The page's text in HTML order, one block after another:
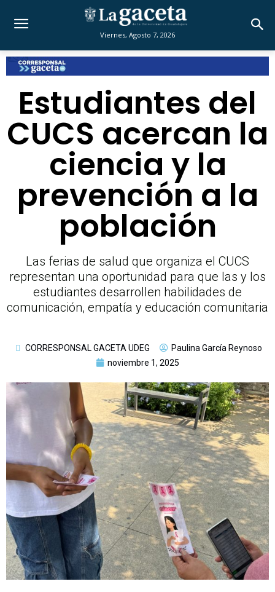
Viernes, Agosto 7, 2026
Estudiantes del
CUCS acercan la
ciencia y la
prevención a la
población
Las ferias de salud que organiza el CUCS
representan una oportunidad para que las y los
estudiantes desarrollen habilidades de
comunicación, empatía y educación comunitaria
CORRESPONSAL GACETA UDEG
Paulina García Reynoso
noviembre 1, 2025